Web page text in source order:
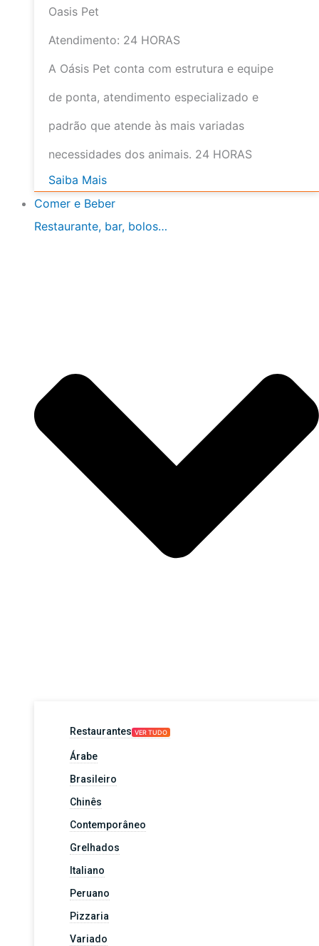
Oasis Pet
Atendimento: 24 HORAS
A Oásis Pet conta com estrutura e equipe
de ponta, atendimento especializado e
padrão que atende às mais variadas
necessidades dos animais. 24 HORAS
Saiba Mais
Comer e Beber
Restaurante, bar, bolos…
Restaurantes VER TUDO
Árabe
Brasileiro
Chinês
Contemporâneo
Grelhados
Italiano
Peruano
Pizzaria
Variado